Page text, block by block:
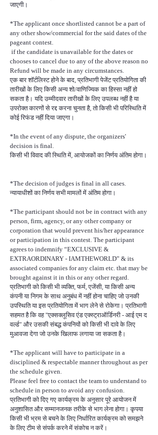
जाएगी।
*The applicant once shortlisted cannot be a part of
any other show/commercial for the said dates of the
pageant contest.
if the candidate is unavailable for the dates or
chooses to cancel due to any of the above reason no
Refund will be made in any circumstances.
एक बार शॉर्टलिस्ट होने के बाद, प्रतिभागी पेजेंट प्रतियोगिता की
तारीखों के लिए किसी अन्य शो/वाणिज्यिक का हिस्सा नहीं हो
सकता है। यदि उम्मीदवार तारीखों के लिए उपलब्ध नहीं है या
उपरोक्त कारणों से रद्द करना चुनता है, तो किसी भी परिस्थिति में
कोई रिफंड नहीं दिया जाएगा।
*In the event of any dispute, the organizers'
decision is final.
किसी भी विवाद की स्थिति में, आयोजकों का निर्णय अंतिम होगा।
*The decision of judges is final in all cases.
न्यायाधीशों का निर्णय सभी मामलों में अंतिम होगा।
*The participant should not be in contract with any
person, firm, agency, or any other company or
corporation that would prevent his/her appearance
or participation in this contest. The participant
agrees to indemnify “EXCLUSIVE &
EXTRAORDINARY - IAMTHEWORLD” & its
associated companies for any claim etc. that may be
brought against it in this or any other regard.
प्रतिभागी को किसी भी व्यक्ति, फर्म, एजेंसी, या किसी अन्य
कंपनी या निगम के साथ अनुबंध में नहीं होना चाहिए जो उनकी
उपस्थिति या इस प्रतियोगिता में भाग लेने से रोकेगा। प्रतिभागी
सहमत है कि वह "एक्सक्लूसिव एंड एक्स्ट्राऑर्डिनरी - आई एम द
वर्ल्ड" और उसकी संबद्ध कंपनियों को किसी भी दावे के लिए
मुआवजा देगा जो उनके खिलाफ लगाया जा सकता है।
*The applicant will have to participate in a
disciplined & respectable manner throughout as per
the schedule given.
Please feel free to contact the team to understand to
schedule in person to avoid any confusion.
प्रतिभागी को दिए गए कार्यक्रम के अनुसार पूरे आयोजन में
अनुशासित और सम्मानजनक तरीके से भाग लेना होगा। कृपया
किसी भी भ्रम से बचने के लिए निर्धारित कार्यक्रम को समझने
के लिए टीम से संपर्क करने में संकोच न करें।